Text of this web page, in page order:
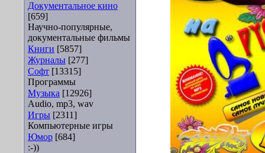
Документальное кино
[659]
Научно-популярные,
документальные фильмы
Книги [5857]
Журналы [277]
Софт [13315]
Программы
Музыка [12926]
Audio, mp3, wav
Игры [2311]
Компьютерные игры
Юмор [684]
:-))